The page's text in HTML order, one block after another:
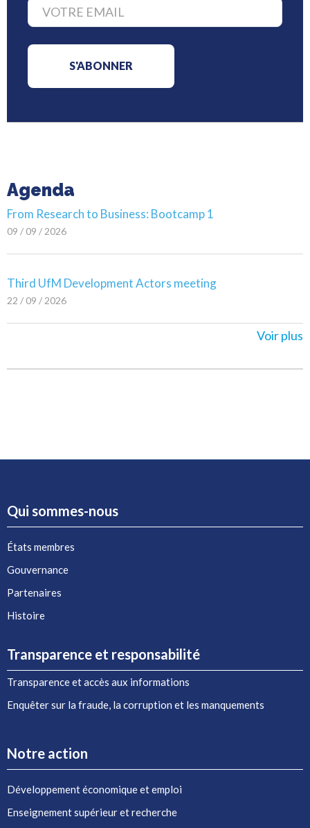
Agenda
From Research to Business: Bootcamp 1
09 / 09 / 2026
Third UfM Development Actors meeting
22 / 09 / 2026
Voir plus
Qui sommes-nous
États membres
Gouvernance
Partenaires
Histoire
Transparence et responsabilité
Transparence et accès aux informations
Enquêter sur la fraude, la corruption et les manquements
Notre action
Développement économique et emploi
Enseignement supérieur et recherche